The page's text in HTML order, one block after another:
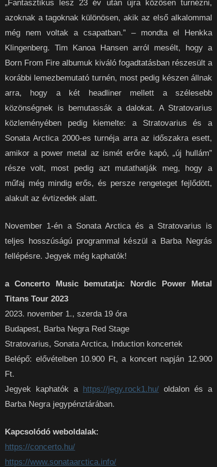
„Fantasztikus lesz 23 év után újra közösen turnézni,
azoknak a tagoknak különösen, akik az első alkalommal
még nem voltak a csapatban.” – mondta el Henkka
Klingenberg. Tim Kanoa Hansen arról mesélt, hogy a
Born From Fire albumuk kiváló fogadtatásban részesült a
korábbi lemezbemutató turnén, most pedig készen állnak
arra, hogy a két headliner mellett a szélesebb
közönségnek is bemutassák a dalokat. A Stratovarius
közleményében pedig kiemelte: a Stratovarius és a
Sonata Arctica 2000-es turnéja arra az időszakra esett,
amikor a power metal az ismét erőre kapó, „új hullám”
része volt, most pedig azt mutathatják meg, hogy a
műfaj még mindig erős, és persze rengeteget fejlődött,
alakult az évtizedek alatt.
November 1-én a Sonata Arctica és a Stratovarius is
teljes hosszúságú programmal készül a Barba Negrás
fellépésre. Jegyek még kaphatók!
a Concerto Music bemutatja: Nordic Power Metal
Titans Tour 2023
2023. november 1., szerda 19 óra
Budapest, Barba Negra Red Stage
Stratovarius, Sonata Arctica, Induction koncertek
Belépő: elővételben 10.900 Ft, a koncert napján 12.900
Ft.
Jegyek kaphatók a https://jegy.rock1.hu/ oldalon és a
Barba Negra jegypénztárában.
Kapcsolódó weboldalak:
https://concerto.hu/
https://www.sonataarctica.info/